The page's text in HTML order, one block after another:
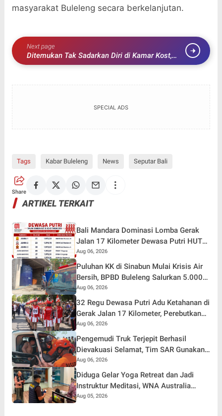
masyarakat Buleleng secara berkelanjutan.
Next page
Ditemukan Tak Sadarkan Diri di Kamar Kost,
Taufik Dinyatakan Meninggal di Rumah Sakit
SPECIAL ADS
Tags Kabar Buleleng News Seputar Bali
Share
ARTIKEL TERKAIT
Bali Mandara Dominasi Lomba Gerak
Jalan 17 Kilometer Dewasa Putri HUT
RI ke-81 di Buleleng
Aug 06, 2026
Puluhan KK di Sinabun Mulai Krisis Air
Bersih, BPBD Buleleng Salurkan 5.000
Liter Air dan Siaga Hadapi Dampak
Kemarau
Aug 06, 2026
32 Regu Dewasa Putri Adu Ketahanan di
Gerak Jalan 17 Kilometer, Perebutkan
Hadiah Rp82,5 Juta pada HUT RI ke-81
Aug 06, 2026
Pengemudi Truk Terjepit Berhasil
Dievakuasi Selamat, Tim SAR Gunakan
Teknik Khusus
Aug 06, 2026
Diduga Gelar Yoga Retreat dan Jadi
Instruktur Meditasi, WNA Australia
Dideportasi Imigrasi Singaraja
Aug 05, 2026